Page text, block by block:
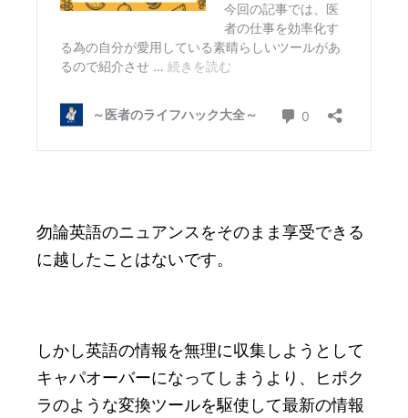
勿論英語のニュアンスをそのまま享受できる
に越したことはないです。
しかし英語の情報を無理に収集しようとして
キャパオーバーになってしまうより、ヒポク
ラのような変換ツールを駆使して最新の情報